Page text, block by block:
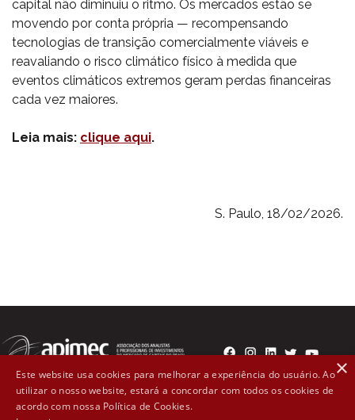
capital não diminuiu o ritmo. Os mercados estão se
movendo por conta própria — recompensando
tecnologias de transição comercialmente viáveis ​​e
reavaliando o risco climático físico à medida que
eventos climáticos extremos geram perdas financeiras
cada vez maiores.
Leia mais: clique aqui.
S. Paulo, 18/02/2026.
Rua Líbero Badaró, 300 - 2º andar Cep: 01008-000 - São
×
Este website usa cookies para melhorar a experiência do usuário. Ao
utilizar o nosso website, estará a concordar com todos os cookies de
acordo com nossa Política de Cookies.